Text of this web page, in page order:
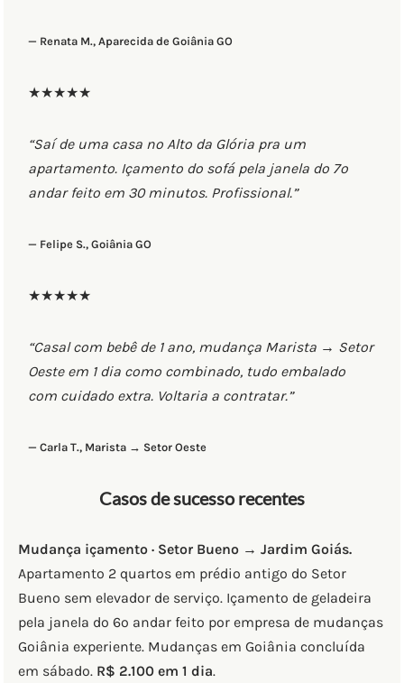
— Renata M., Aparecida de Goiânia GO
★★★★★
“Saí de uma casa no Alto da Glória pra um
apartamento. Içamento do sofá pela janela do 7º
andar feito em 30 minutos. Profissional.”
— Felipe S., Goiânia GO
★★★★★
“Casal com bebê de 1 ano, mudança Marista → Setor
Oeste em 1 dia como combinado, tudo embalado
com cuidado extra. Voltaria a contratar.”
— Carla T., Marista → Setor Oeste
Casos de sucesso recentes
Mudança içamento · Setor Bueno → Jardim Goiás.
Apartamento 2 quartos em prédio antigo do Setor
Bueno sem elevador de serviço. Içamento de geladeira
pela janela do 6º andar feito por empresa de mudanças
Goiânia experiente. Mudanças em Goiânia concluída
em sábado. R$ 2.100 em 1 dia.